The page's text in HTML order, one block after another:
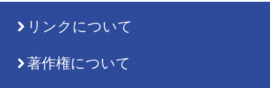
リンクについて
著作権について